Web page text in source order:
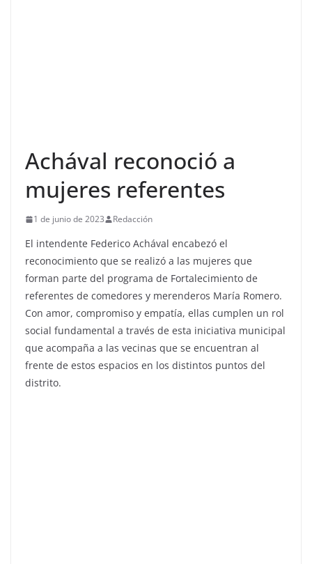
Achával reconoció a
mujeres referentes
1 de junio de 2023 Redacción
El intendente Federico Achával encabezó el
reconocimiento que se realizó a las mujeres que
forman parte del programa de Fortalecimiento de
referentes de comedores y merenderos María Romero.
Con amor, compromiso y empatía, ellas cumplen un rol
social fundamental a través de esta iniciativa municipal
que acompaña a las vecinas que se encuentran al
frente de estos espacios en los distintos puntos del
distrito.